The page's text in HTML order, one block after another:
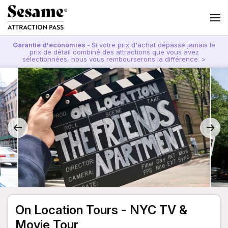
Garantie d'économies - Si votre prix d'achat dépasse jamais le
prix de détail combiné des attractions que vous avez
sélectionnées, nous vous rembourserons la différence. >
On Location Tours - NYC TV &
Movie Tour